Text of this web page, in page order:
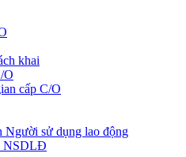
khai
O
cấp C/O
Người sử dụng lao động
NSDLĐ